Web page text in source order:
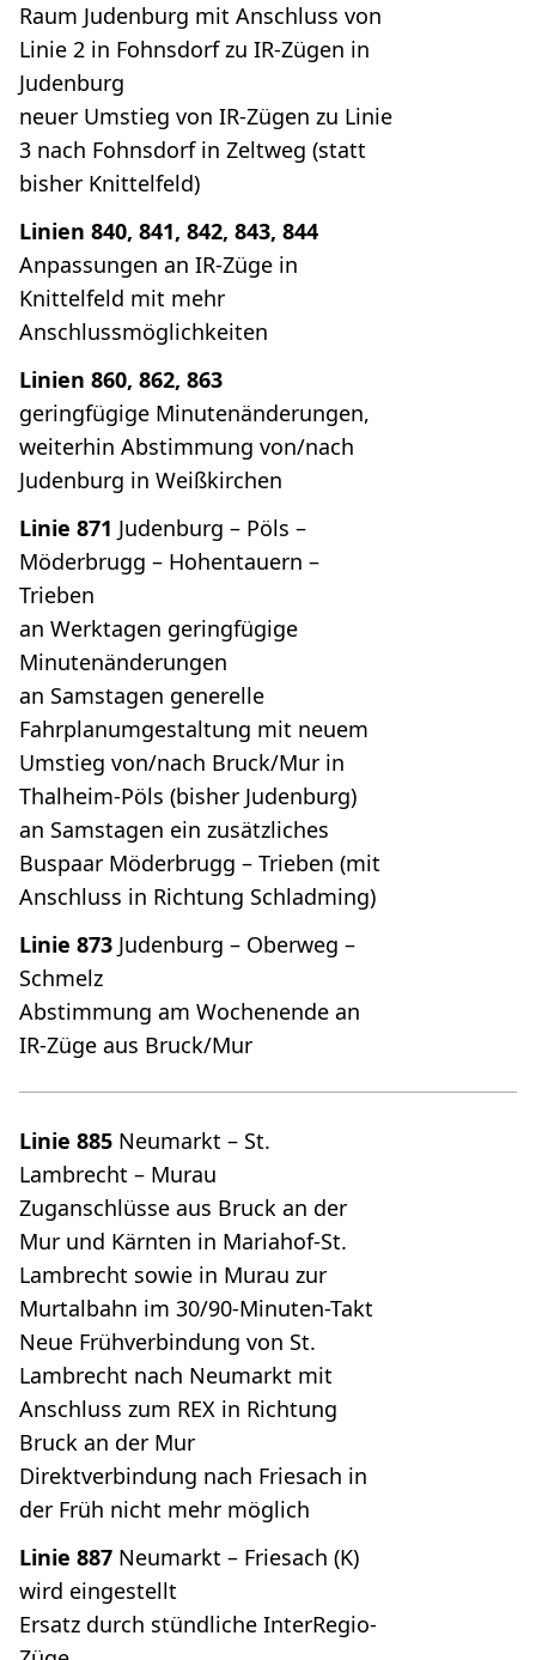
Raum Judenburg mit Anschluss von
Linie 2 in Fohnsdorf zu IR-Zügen in
Judenburg
neuer Umstieg von IR-Zügen zu Linie
3 nach Fohnsdorf in Zeltweg (statt
bisher Knittelfeld)
Linien 840, 841, 842, 843, 844
Anpassungen an IR-Züge in
Knittelfeld mit mehr
Anschlussmöglichkeiten
Linien 860, 862, 863
geringfügige Minutenänderungen,
weiterhin Abstimmung von/nach
Judenburg in Weißkirchen
Linie 871 Judenburg – Pöls –
Möderbrugg – Hohentauern –
Trieben
an Werktagen geringfügige
Minutenänderungen
an Samstagen generelle
Fahrplanumgestaltung mit neuem
Umstieg von/nach Bruck/Mur in
Thalheim-Pöls (bisher Judenburg)
an Samstagen ein zusätzliches
Buspaar Möderbrugg – Trieben (mit
Anschluss in Richtung Schladming)
Linie 873 Judenburg – Oberweg –
Schmelz
Abstimmung am Wochenende an
IR-Züge aus Bruck/Mur
Linie 885 Neumarkt – St.
Lambrecht – Murau
Zuganschlüsse aus Bruck an der
Mur und Kärnten in Mariahof-St.
Lambrecht sowie in Murau zur
Murtalbahn im 30/90-Minuten-Takt
Neue Frühverbindung von St.
Lambrecht nach Neumarkt mit
Anschluss zum REX in Richtung
Bruck an der Mur
Direktverbindung nach Friesach in
der Früh nicht mehr möglich
Linie 887 Neumarkt – Friesach (K)
wird eingestellt
Ersatz durch stündliche InterRegio-